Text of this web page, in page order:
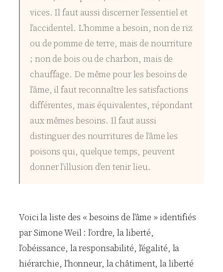
vices. Il faut aussi discerner l’essentiel et
l’accidentel. L’homme a besoin, non de riz
ou de pomme de terre, mais de nourriture
; non de bois ou de charbon, mais de
chauffage. De même pour les besoins de
l’âme, il faut reconnaître les satisfactions
différentes, mais équivalentes, répondant
aux mêmes besoins. Il faut aussi
distinguer des nourritures de l’âme les
poisons qui, quelque temps, peuvent
donner l’illusion d’en tenir lieu.
Voici la liste des « besoins de l’âme » identifiés
par Simone Weil : l’ordre, la liberté,
l’obéissance, la responsabilité, l’égalité, la
hiérarchie, l’honneur, la châtiment, la liberté